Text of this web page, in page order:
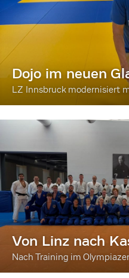
Dojo im neuen
LZ Innsbruck modernisiert
Von Linz nach
Nach Training im